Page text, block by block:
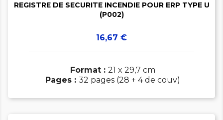
REGISTRE DE SECURITE INCENDIE POUR ERP TYPE U
(P002)
Prix
16,67 €
Format : 21 x 29,7 cm
Pages : 32 pages (28 + 4 de couv)